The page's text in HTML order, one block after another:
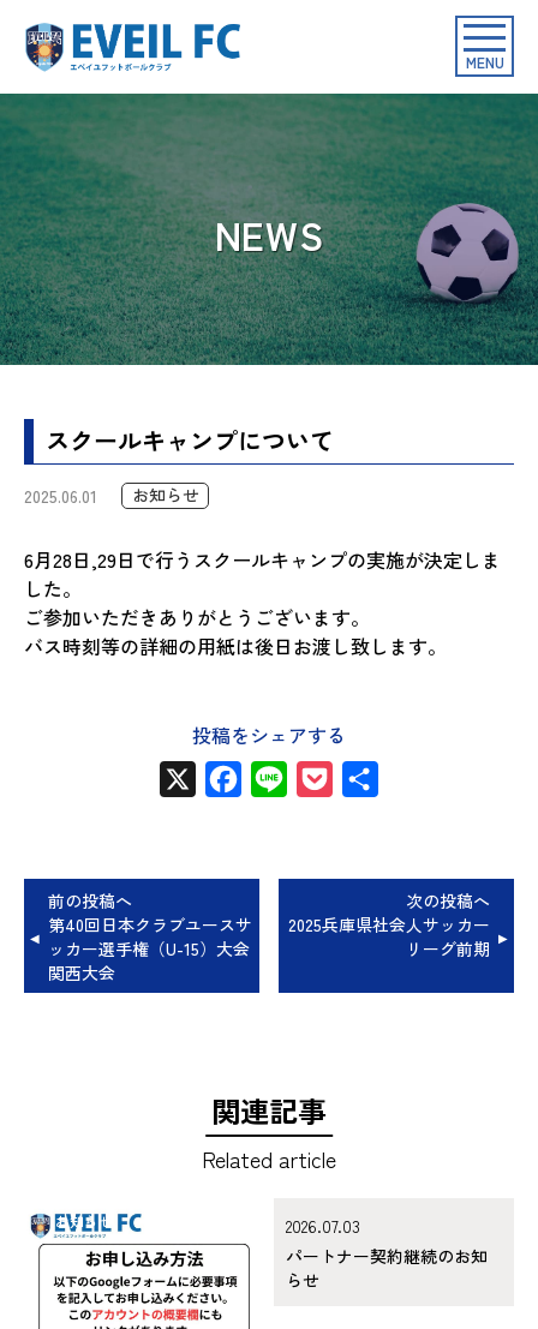
toggle
MENU
NEWS
スクールキャンプについて
2025.06.01 お知らせ
6月28日,29日で行うスクールキャンプの実施が決定しま
した。
ご参加いただきありがとうございます。
バス時刻等の詳細の用紙は後日お渡し致します。
投稿をシェアする
Facebook
Line Pocket
前の投稿へ
第40回日本クラブユースサ
ッカー選手権（U-15）大会
関西大会
次の投稿へ
2025兵庫県社会人サッカー
リーグ前期
関連記事
Related article
お知らせ お知らせ
2026.07.03
パートナー契約継続のお知
らせ